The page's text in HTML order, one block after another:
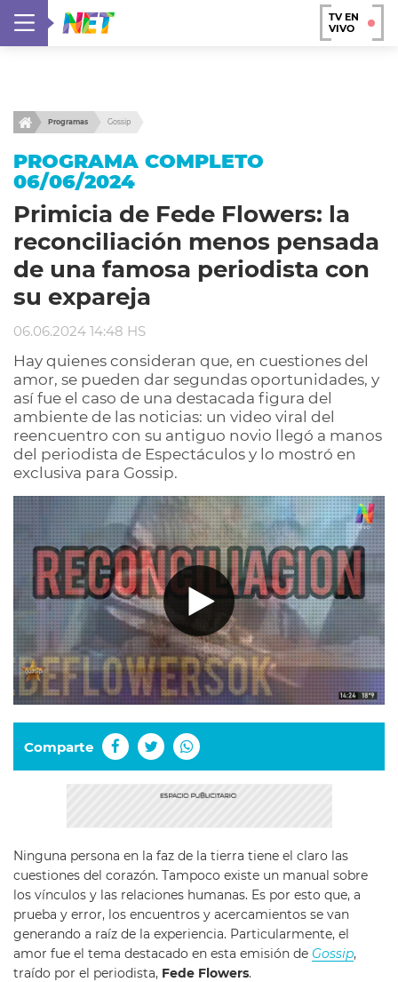
TV EN
VIVO
Programas Gossip
PROGRAMA COMPLETO
06/06/2024
Primicia de Fede Flowers: la
reconciliación menos pensada
de una famosa periodista con
su expareja
06.06.2024 14:48 HS
Hay quienes consideran que, en cuestiones del
amor, se pueden dar segundas oportunidades, y
así fue el caso de una destacada figura del
ambiente de las noticias: un video viral del
reencuentro con su antiguo novio llegó a manos
del periodista de Espectáculos y lo mostró en
exclusiva para Gossip.
Comparte
Ninguna persona en la faz de la tierra tiene el claro las
cuestiones del corazón. Tampoco existe un manual sobre
los vínculos y las relaciones humanas. Es por esto que, a
prueba y error, los encuentros y acercamientos se van
generando a raíz de la experiencia. Particularmente, el
amor fue el tema destacado en esta emisión de Gossip,
traído por el periodista, Fede Flowers.